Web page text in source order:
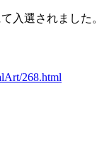
入選されました。
268.html